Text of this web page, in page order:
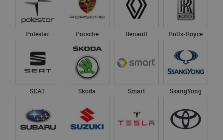
Polestar Porsche Renault Rolls-Royce
SEAT Skoda Smart SsangYong